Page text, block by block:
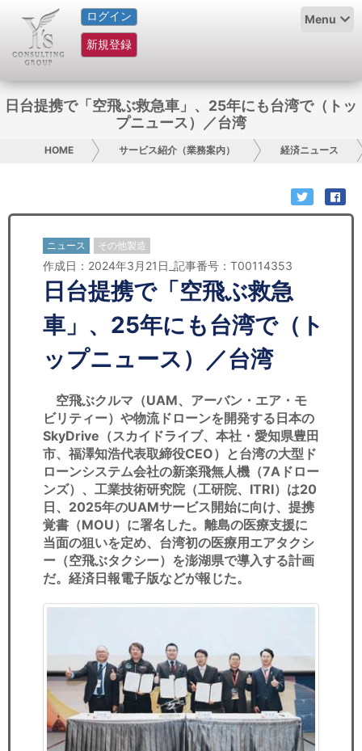
ログイン
新規登録
Menu
HOME
サービス紹介
コラム
お問い合わせ
日本人にPR
コンサルティング
リサーチ
セミナー
経済ニュース
労務顧問
ＩＴ
飲食店情報
日台提携で「空飛ぶ救急車」、25年にも台湾で（トッ
プニュース）／台湾
HOME サービス紹介（業務案内） 経済ニュース
ニュース その他製造
作成日：2024年3月21日_記事番号：T00114353
日台提携で「空飛ぶ救急
車」、25年にも台湾で（ト
ップニュース）／台湾
空飛ぶクルマ（UAM、アーバン・エア・モ
ビリティー）や物流ドローンを開発する日本の
SkyDrive（スカイドライブ、本社・愛知県豊田
市、福澤知浩代表取締役CEO）と台湾の大型ド
ローンシステム会社の新楽飛無人機（7Aドロー
ンズ）、工業技術研究院（工研院、ITRI）は20
日、2025年のUAMサービス開始に向け、提携
覚書（MOU）に署名した。離島の医療支援に
当面の狙いを定め、台湾初の医療用エアタクシ
ー（空飛ぶタクシー）を澎湖県で導入する計画
だ。経済日報電子版などが報じた。